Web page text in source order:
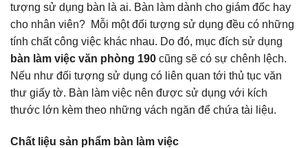
tượng sử dụng bàn là ai. Bàn làm dành cho giám đốc hay
cho nhân viên? Mỗi một đối tượng sử dụng đều có những
tính chất công việc khác nhau. Do đó, mục đích sử dụng
bàn làm việc văn phòng 190 cũng sẽ có sự chênh lệch.
Nếu như đối tượng sử dụng có liên quan tới thủ tục văn
thư giấy tờ. Bàn làm việc nên được sử dụng với kích
thước lớn kèm theo những vách ngăn để chứa tài liệu.
Chất liệu sản phẩm bàn làm việc